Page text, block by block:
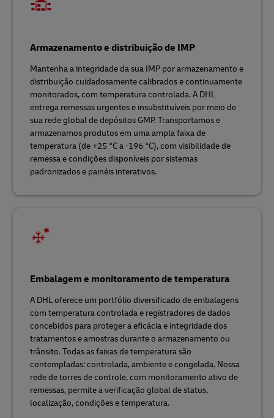
Armazenamento e distribuição de IMP
Mantenha a integridade da sua IMP por armazenamento e
distribuição cuidadosamente calibrados e continuamente
monitorados, com temperatura controlada. A DHL
entrega remessas urgentes e insubstituíveis por meio de
sua rede global de depósitos GMP. Transportamos e
armazenamos produtos em uma ampla faixa de
temperatura (de +25 °C a -196 °C), com visibilidade de
remessa e condições disponíveis por sistemas
padronizados e painéis interativos.
Embalagem e monitoramento de temperatura
A DHL oferece um portfólio diversificado de embalagens
com temperatura controlada e registradores de dados
concebidos para proteger a eficácia e integridade dos
tratamentos e amostras durante o armazenamento ou
trânsito. Todas as faixas de temperatura são
contempladas: controlada, ambiente e congelada. Nossa
rede de torres de controle, com monitoramento ativo de
remessas, permite a verificação global de status,
localização, condições e temperatura.